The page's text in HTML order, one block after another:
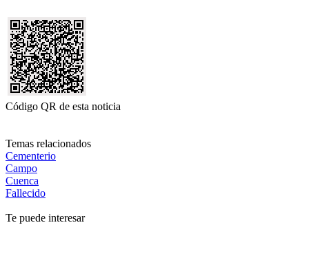
Código QR de esta noticia
Temas relacionados
Cementerio
Campo
Cuenca
Fallecido
Te puede interesar